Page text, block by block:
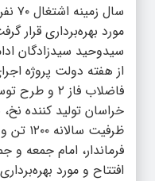
مورد بهره‌برداری قرار
سیدوحید سیدزادگان
از هفته دولت پروژه
فاضلاب فاز
فرماندار، امام جمعه
افتتاح و مورد